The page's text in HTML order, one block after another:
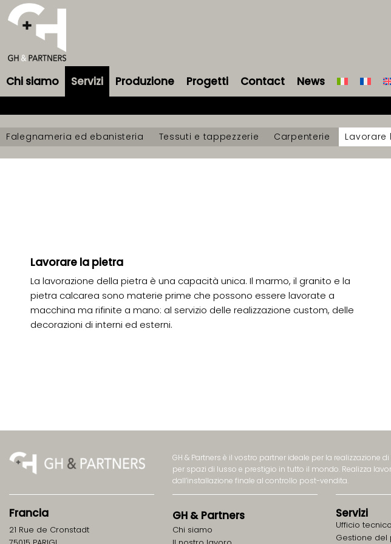
Chi siamo Servizi Produzione Progetti Contact News
Falegnameria ed ebanisteria Tessuti e tappezzerie Carpenterie Lavorare
Lavorare la pietra
La lavorazione della pietra è una capacità unica. Il marmo, il granito e la
pietra calcarea sono materie prime che possono essere lavorate a
macchina ma rifinite a mano: al servizio delle realizzazione custom, delle
decorazioni di interni ed esterni.
Prec
GH & Partners è il vostro partner ideale per la
per spazi di lusso e prestigio in tutto il mondo. Realizza
dall’installazione finale al controllo post-vendita.
Francia
21 Rue de Cronstadt
GH & Partners
Chi siamo
Servizi
Ufficio tecnico
Gestione del